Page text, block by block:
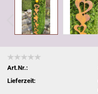
Art.Nr.:
Lieferzeit: